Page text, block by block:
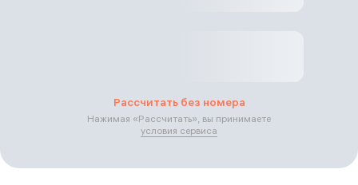
Рассчитать без номера
Нажимая «Рассчитать», вы принимаете
условия сервиса